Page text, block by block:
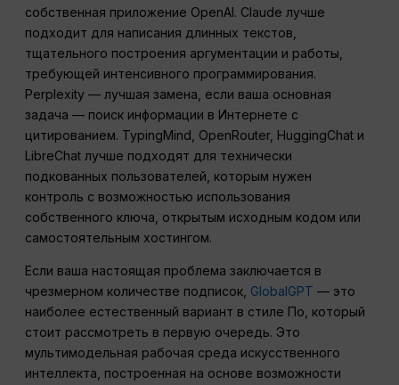
собственная приложение OpenAI. Claude лучше
подходит для написания длинных текстов,
тщательного построения аргументации и работы,
требующей интенсивного программирования.
Perplexity — лучшая замена, если ваша основная
задача — поиск информации в Интернете с
цитированием. TypingMind, OpenRouter, HuggingChat и
LibreChat лучше подходят для технически
подкованных пользователей, которым нужен
контроль с возможностью использования
собственного ключа, открытым исходным кодом или
самостоятельным хостингом.
Если ваша настоящая проблема заключается в
чрезмерном количестве подписок, GlobalGPT — это
наиболее естественный вариант в стиле По, который
стоит рассмотреть в первую очередь. Это
мультимодельная рабочая среда искусственного
интеллекта, построенная на основе возможности